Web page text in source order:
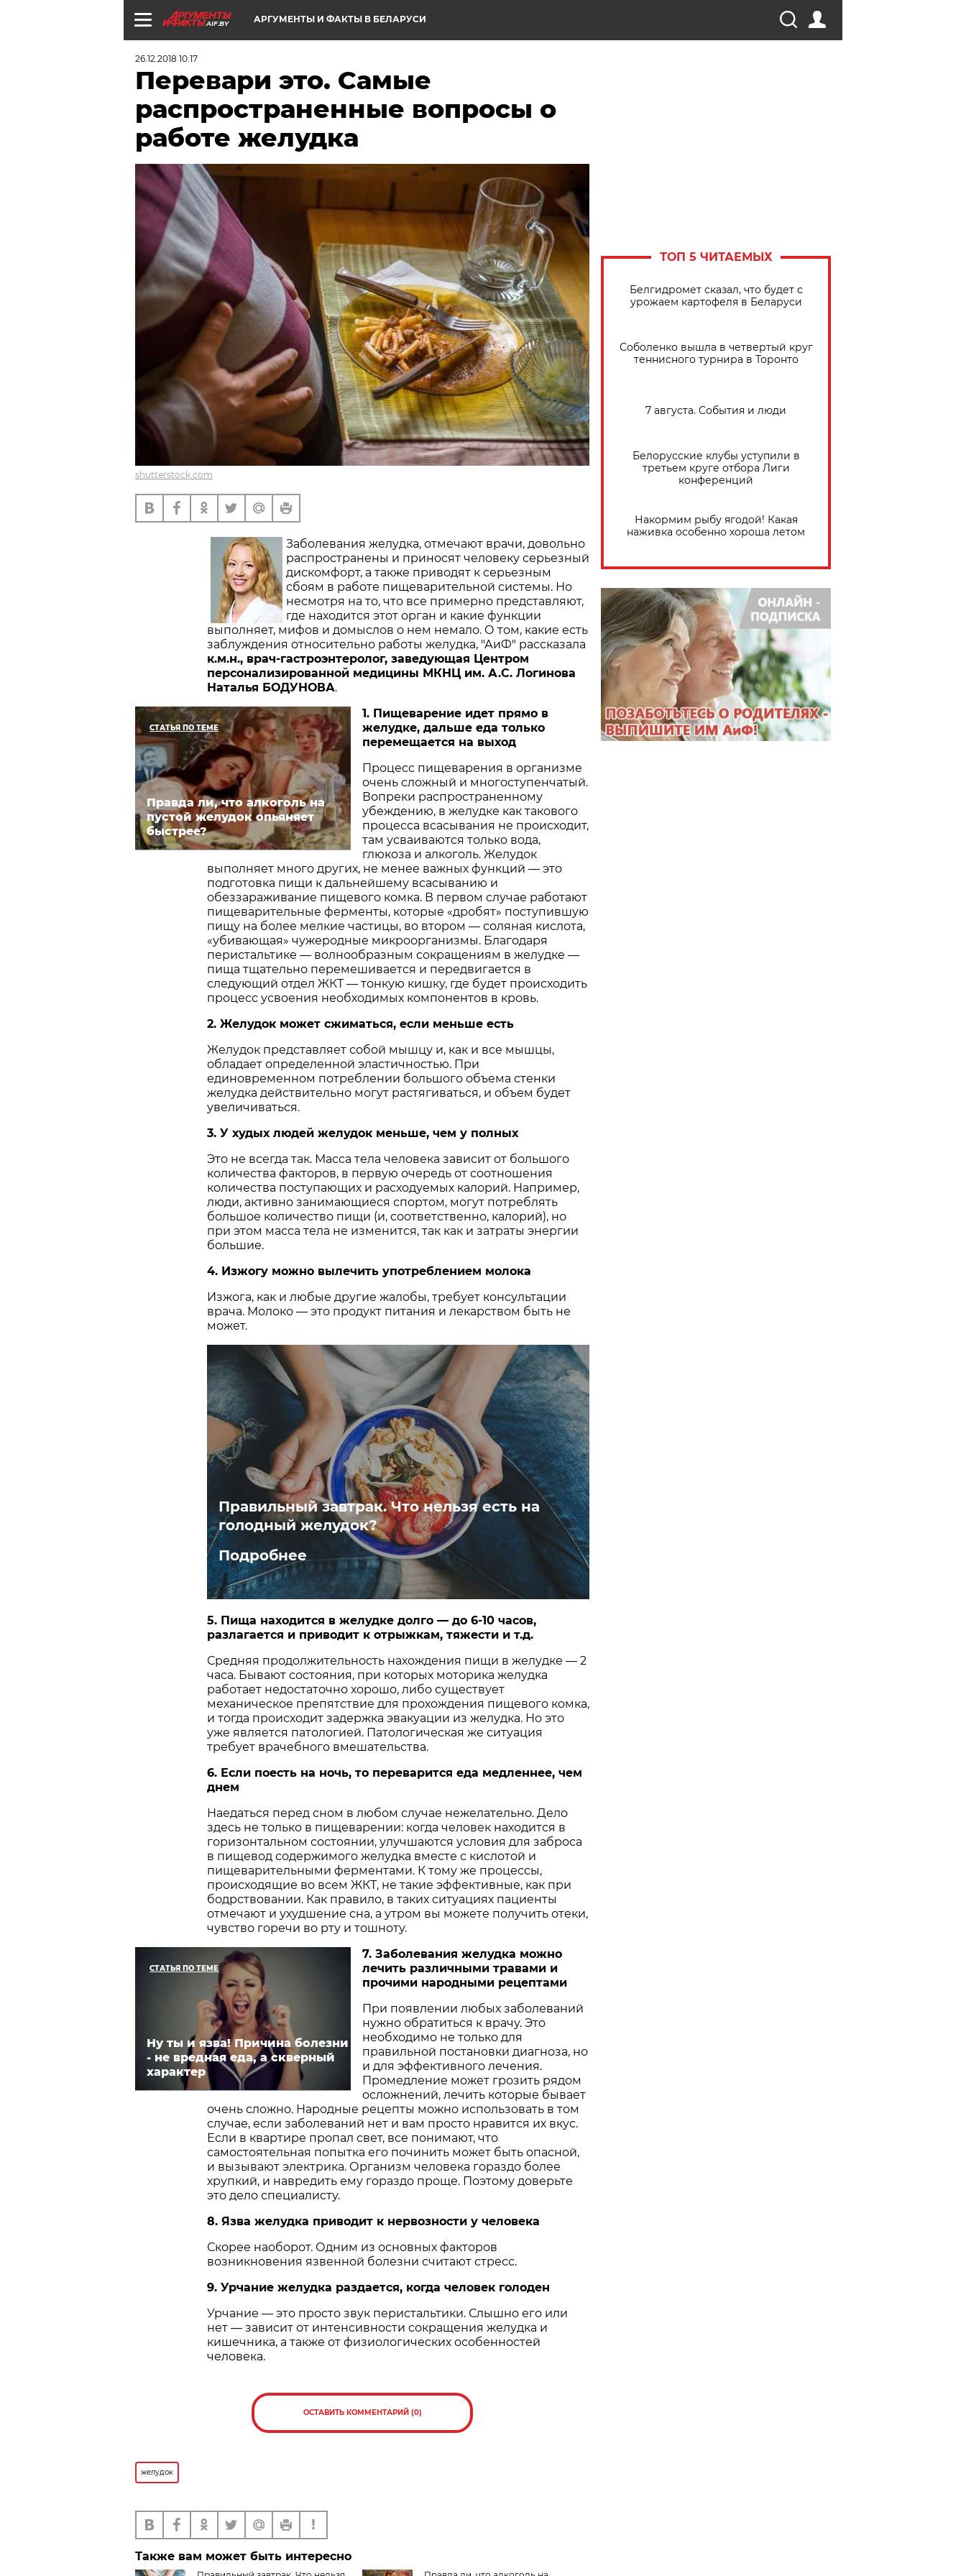
AIF.BY АРГУМЕНТЫ И ФАКТЫ В БЕЛАРУСИ
26.12.2018 10:17
Перевари это. Самые
распространенные вопросы о
работе желудка
shutterstock.com
Заболевания желудка, отмечают врачи, довольно
распространены и приносят человеку серьезный
дискомфорт, а также приводят к серьезным
сбоям в работе пищеварительной системы. Но
несмотря на то, что все примерно представляют,
где находится этот орган и какие функции
выполняет, мифов и домыслов о нем немало. О том, какие есть
заблуждения относительно работы желудка, "АиФ" рассказала
к.м.н., врач-гастроэнтеролог, заведующая Центром
персонализированной медицины МКНЦ им. А.С. Логинова
Наталья БОДУНОВА.
СТАТЬЯ ПО ТЕМЕ
Правда ли, что алкоголь на
пустой желудок опьяняет
быстрее?
1. Пищеварение идет прямо в
желудке, дальше еда только
перемещается на выход
Процесс пищеварения в организме
очень сложный и многоступенчатый.
Вопреки распространенному
убеждению, в желудке как такового
процесса всасывания не происходит,
там усваиваются только вода,
глюкоза и алкоголь. Желудок
выполняет много других, не менее важных функций — это
подготовка пищи к дальнейшему всасыванию и
обеззараживание пищевого комка. В первом случае работают
пищеварительные ферменты, которые «дробят» поступившую
пищу на более мелкие частицы, во втором — соляная кислота,
«убивающая» чужеродные микроорганизмы. Благодаря
перистальтике — волнообразным сокращениям в желудке —
пища тщательно перемешивается и передвигается в
следующий отдел ЖКТ — тонкую кишку, где будет происходить
процесс усвоения необходимых компонентов в кровь.
2. Желудок может сжиматься, если меньше есть
Желудок представляет собой мышцу и, как и все мышцы,
обладает определенной эластичностью. При
единовременном потреблении большого объема стенки
желудка действительно могут растягиваться, и объем будет
увеличиваться.
3. У худых людей желудок меньше, чем у полных
Это не всегда так. Масса тела человека зависит от большого
количества факторов, в первую очередь от соотношения
количества поступающих и расходуемых калорий. Например,
люди, активно занимающиеся спортом, могут потреблять
большое количество пищи (и, соответственно, калорий), но
при этом масса тела не изменится, так как и затраты энергии
большие.
4. Изжогу можно вылечить употреблением молока
Изжога, как и любые другие жалобы, требует консультации
врача. Молоко — это продукт питания и лекарством быть не
может.
Правильный завтрак. Что нельзя есть на
голодный желудок?
Подробнее
5. Пища находится в желудке долго — до 6-10 часов,
разлагается и приводит к отрыжкам, тяжести и т.д.
Средняя продолжительность нахождения пищи в желудке — 2
часа. Бывают состояния, при которых моторика желудка
работает недостаточно хорошо, либо существует
механическое препятствие для прохождения пищевого комка,
и тогда происходит задержка эвакуации из желудка. Но это
уже является патологией. Патологическая же ситуация
требует врачебного вмешательства.
6. Если поесть на ночь, то переварится еда медленнее, чем
днем
Наедаться перед сном в любом случае нежелательно. Дело
здесь не только в пищеварении: когда человек находится в
горизонтальном состоянии, улучшаются условия для заброса
в пищевод содержимого желудка вместе с кислотой и
пищеварительными ферментами. К тому же процессы,
происходящие во всем ЖКТ, не такие эффективные, как при
бодрствовании. Как правило, в таких ситуациях пациенты
отмечают и ухудшение сна, а утром вы можете получить отеки,
чувство горечи во рту и тошноту.
СТАТЬЯ ПО ТЕМЕ
Ну ты и язва! Причина болезни
- не вредная еда, а скверный
характер
7. Заболевания желудка можно
лечить различными травами и
прочими народными рецептами
При появлении любых заболеваний
нужно обратиться к врачу. Это
необходимо не только для
правильной постановки диагноза, но
и для эффективного лечения.
Промедление может грозить рядом
осложнений, лечить которые бывает
очень сложно. Народные рецепты можно использовать в том
случае, если заболеваний нет и вам просто нравится их вкус.
Если в квартире пропал свет, все понимают, что
самостоятельная попытка его починить может быть опасной,
и вызывают электрика. Организм человека гораздо более
хрупкий, и навредить ему гораздо проще. Поэтому доверьте
это дело специалисту.
8. Язва желудка приводит к нервозности у человека
Скорее наоборот. Одним из основных факторов
возникновения язвенной болезни считают стресс.
9. Урчание желудка раздается, когда человек голоден
Урчание — это просто звук перистальтики. Слышно его или
нет — зависит от интенсивности сокращения желудка и
кишечника, а также от физиологических особенностей
человека.
ОСТАВИТЬ КОММЕНТАРИЙ (0)
желудок
Также вам может быть интересно
ТОП 5 ЧИТАЕМЫХ
Белгидромет сказал, что будет с
урожаем картофеля в Беларуси
Соболенко вышла в четвертый круг
теннисного турнира в Торонто
7 августа. События и люди
Белорусские клубы уступили в
третьем круге отбора Лиги
конференций
Накормим рыбу ягодой! Какая
наживка особенно хороша летом